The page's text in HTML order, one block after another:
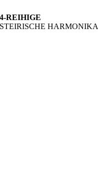
4-REIHIGE
STEIRISCHE HARMONIKA